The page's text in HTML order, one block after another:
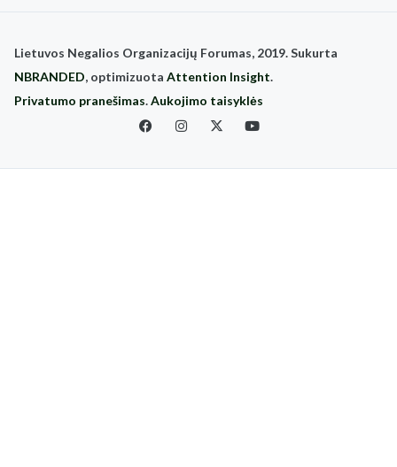
Lietuvos Negalios Organizacijų Forumas, 2019. Sukurta
NBRANDED, optimizuota Attention Insight.
Privatumo pranešimas.Aukojimo taisyklės